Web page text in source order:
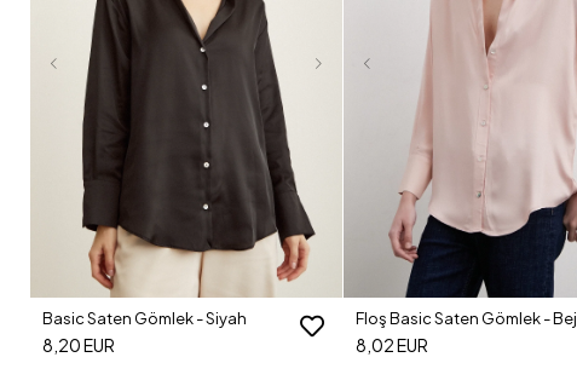
Basic Saten Gömlek - Siyah
8,20 EUR
Floş Basic Saten Gömlek - Bej
8,02 EUR